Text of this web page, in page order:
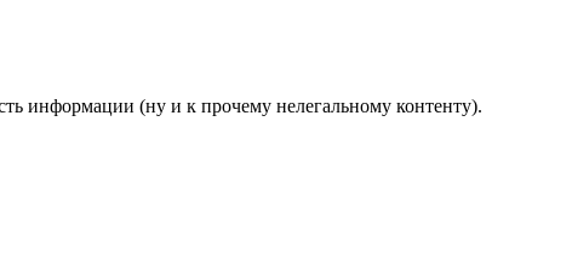
информации (ну и к прочему нелегальному контенту).